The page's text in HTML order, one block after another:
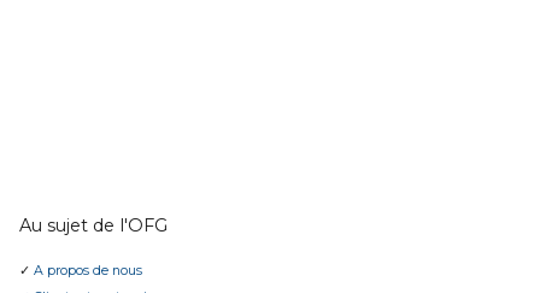
Au sujet de l'OFG
✓ A propos de nous